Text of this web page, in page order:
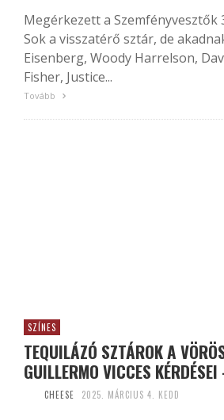
Megérkezett a Szemfényvesztők
Sok a visszatérő sztár, de
Eisenberg, Woody Harrelson,
Fisher, Justice...
Tovább
SZÍNES
TEQUILÁZÓ SZTÁROK A
GUILLERMO VICCES
CHEESE 2025. MÁRCIUS 4. KEDD